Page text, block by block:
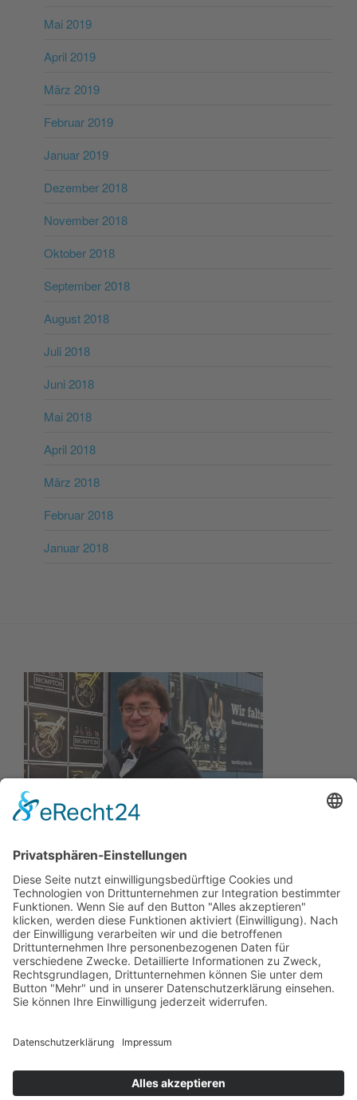
Mai 2019
April 2019
März 2019
Februar 2019
Januar 2019
Dezember 2018
November 2018
Oktober 2018
September 2018
August 2018
Juli 2018
Juni 2018
Mai 2018
April 2018
März 2018
Februar 2018
Januar 2018
Wir wollen Ihr persönlicher Online Marine Spezialist sein,
der sich auf die Fahne geschrieben hat, der zuverlässigste
und preiswerteste Anbieter zu sein.
Wir sind ständig im Wachstum und wissen Ihr Vertrauen zu
schätzen.
Kay-Lucas Kaniewski